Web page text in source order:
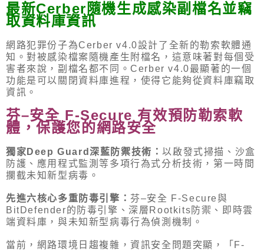
最新Cerber 隨機生成感染副檔名並竊
取資料庫資訊
網路犯罪份子為Cerber v4.0設計了全新的勒索軟體通
知。對被感染檔案隨機產生附檔名，這意味著對每個受
害者來說，副檔名都不同。Cerber v4.0最顯著的一個
功能是可以關閉資料庫進程，使得它能夠從資料庫竊取
資訊。
芬–安全 F-Secure 有效預防勒索軟
體，保護您的網路安全
獨家 Deep Guard深藍防禦技術：以啟發式掃描、沙盒
防護、應用程式監測等多項行為式分析技術，第一時間
攔截未知新型病毒。
先進六核心多重防毒引擎：芬–安全 F-Secure與
BitDefender的防毒引擎、深層 Rootkits 防禦、即時雲
端資料庫，與未知新型病毒行為偵測機制。
當前，網路環境日趨複雜，資訊安全問題突顯，「 F-